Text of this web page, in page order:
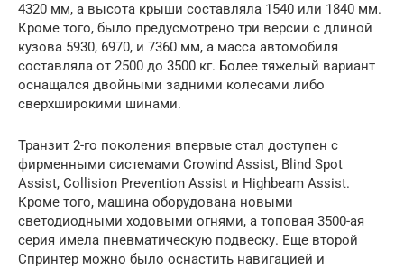
4320 мм, а высота крыши составляла 1540 или 1840 мм.
Кроме того, было предусмотрено три версии с длиной
кузова 5930, 6970, и 7360 мм, а масса автомобиля
составляла от 2500 до 3500 кг. Более тяжелый вариант
оснащался двойными задними колесами либо
сверхширокими шинами.
Транзит 2-го поколения впервые стал доступен с
фирменными системами Crowind Assist, Blind Spot
Assist, Collision Prevention Assist и Highbeam Assist.
Кроме того, машина оборудована новыми
светодиодными ходовыми огнями, а топовая 3500-ая
серия имела пневматическую подвеску. Еще второй
Спринтер можно было оснастить навигацией и